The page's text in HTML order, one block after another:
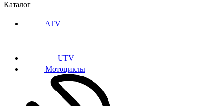
Каталог
ATV
UTV
Мотоциклы